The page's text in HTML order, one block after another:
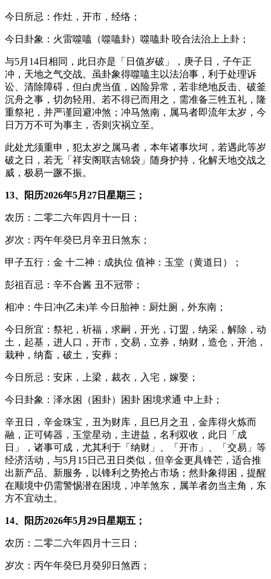
今日所忌：作灶，开市，经络；
今日卦象：火雷噬嗑（噬嗑卦）噬嗑卦 咬合法治上上卦；
与5月14日相同，此日亦是「日值岁破」，庚子日，子午正
冲，天地之气交战。虽卦象得噬嗑主以法治事，利于处理诉
讼、清除障碍，但白虎当值，凶险异常，若非绝地反击、破釜
沉舟之事，切勿轻用。若不得已而用之，需准备三牲五礼，隆
重祭祀，并严谨回避冲煞；冲马煞南，属马者即流年太岁，今
日万万不可为事主，否则灾祸立至。
此处尤须重申，犯太岁之属马者，本年诸事坎坷，若遇此等岁
破之日，若无「祥安阁联吉锦袋」随身护持，化解天地交战之
威，极易一蹶不振。
13、阳历2026年5月27日星期三；
农历：二零二六年四月十一日；
岁次：丙午年癸巳月辛丑日煞东；
甲子五行：金 十二神：成执位 值神：玉堂（黄道日）；
彭祖百忌：辛不合酱 丑不冠带；
相冲：牛日冲(乙未)羊 今日胎神：厨灶厕，外东南；
今日所宜：祭祀，祈福，求嗣，开光，订盟，纳采，解除，动
土，起基，进人口，开市，交易，立券，纳财，造仓，开池，
栽种，纳畜，破土，安葬；
今日所忌：安床，上梁，裁衣，入宅，嫁娶；
今日卦象：泽水困（困卦）困卦 困境求通 中上卦；
辛丑日，辛金珠宝，丑为财库，且巳月之丑，金库得火炼而
融，正可铸器，玉堂星动，主进益，名利双收，此日「成
日」，诸事可成，尤其利于「纳财」、「开市」、「交易」等
经济活动，与5月15日己丑日类似，但辛金更具锋芒，适合推
出新产品、新服务，以锋利之势抢占市场；然卦象得困，提醒
在顺境中仍需警惕潜在困境，冲羊煞东，属羊者勿当主角，东
方不宜动土。
14、阳历2026年5月29日星期五；
农历：二零二六年四月十三日；
岁次：丙午年癸巳月癸卯日煞西；